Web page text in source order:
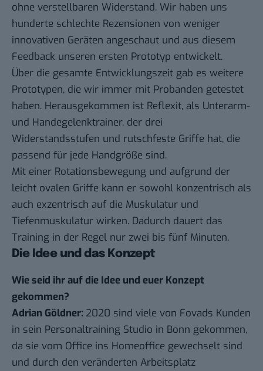
ohne verstellbaren Widerstand. Wir haben uns
hunderte schlechte Rezensionen von weniger
innovativen Geräten angeschaut und aus diesem
Feedback unseren ersten Prototyp entwickelt.
Über die gesamte Entwicklungszeit gab es weitere
Prototypen, die wir immer mit Probanden getestet
haben. Herausgekommen ist Reflexit, als Unterarm-
und Handegelenktrainer, der drei
Widerstandsstufen und rutschfeste Griffe hat, die
passend für jede Handgröße sind.
Mit einer Rotationsbewegung und aufgrund der
leicht ovalen Griffe kann er sowohl konzentrisch als
auch exzentrisch auf die Muskulatur und
Tiefenmuskulatur wirken. Dadurch dauert das
Training in der Regel nur zwei bis fünf Minuten.
Die Idee und das Konzept
Wie seid ihr auf die Idee und euer Konzept
gekommen?
Adrian Göldner: 2020 sind viele von Fovads Kunden
in sein Personaltraining Studio in Bonn gekommen,
da sie vom Office ins Homeoffice gewechselt sind
und durch den veränderten Arbeitsplatz